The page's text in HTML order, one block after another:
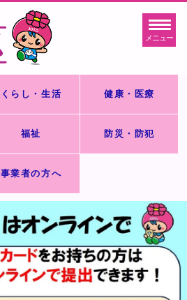
メニュー
くらし・生活 健康・医療
福祉 防災・防犯
事業者の方へ